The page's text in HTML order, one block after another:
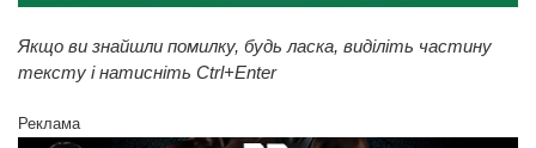
Якщо ви знайшли помилку, будь ласка, виділіть частину
тексту і натисніть Ctrl+Enter
Реклама